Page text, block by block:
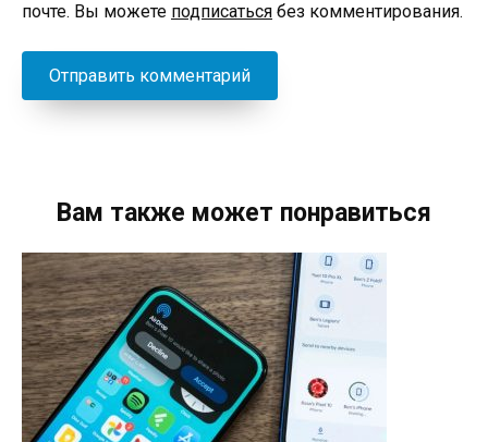
почте. Вы можете подписаться без комментирования.
Вам также может понравиться